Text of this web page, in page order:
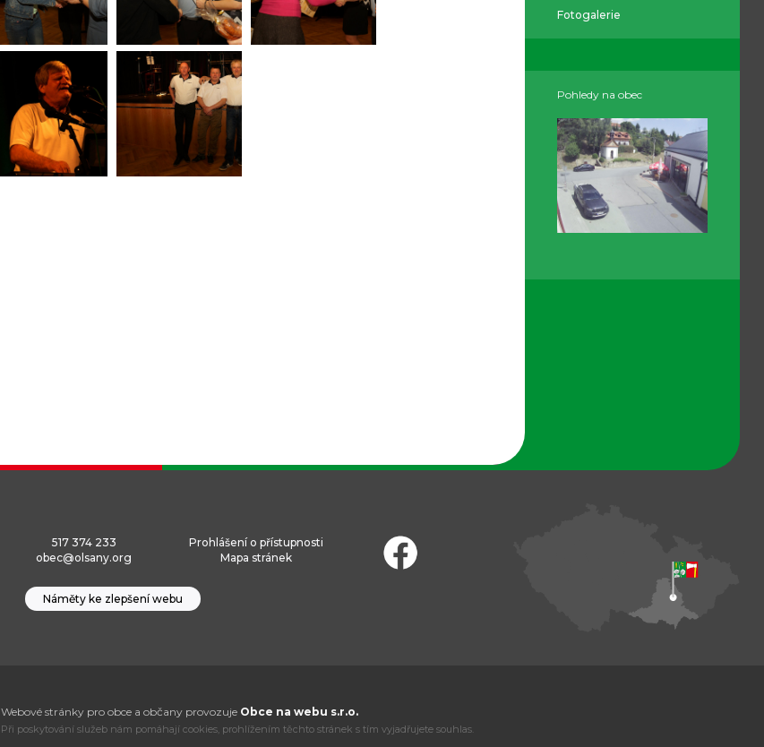
Fotogalerie
Pohledy na obec
517 374 233
obec@olsany.org
Prohlášení o přístupnosti
Mapa stránek
Náměty ke zlepšení webu
Webové stránky pro obce a občany provozuje Obce na webu s.r.o.
Při poskytování služeb nám pomáhají cookies, prohlížením těchto stránek s tím vyjadřujete souhlas.